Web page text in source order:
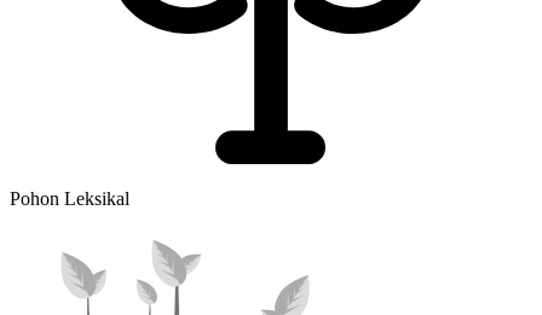
Pohon Leksikal